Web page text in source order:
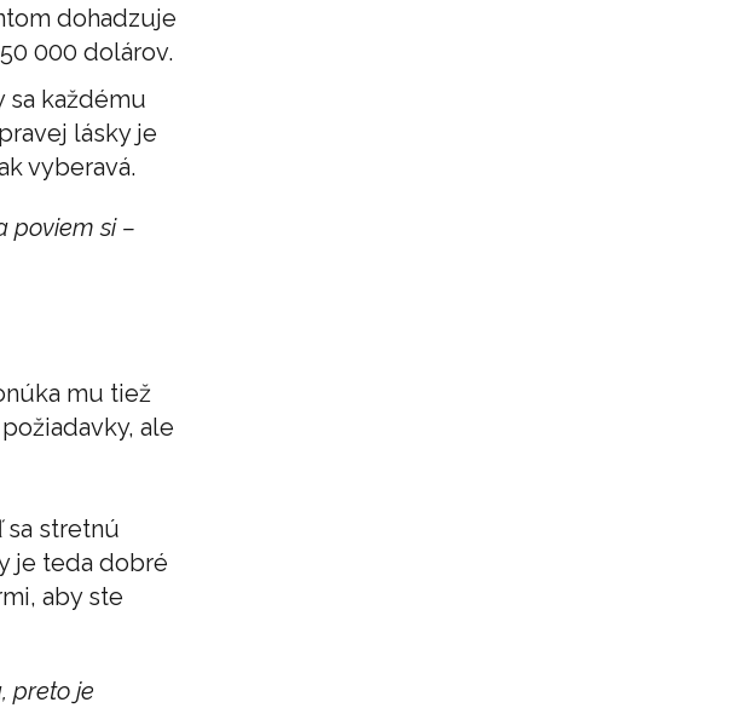
dohadzuje
000 dolárov.
sa každému
lásky je
vyberavá.
poviem si –
mu tiež
ale
sa stretnú
je teda dobré
aby ste
preto je